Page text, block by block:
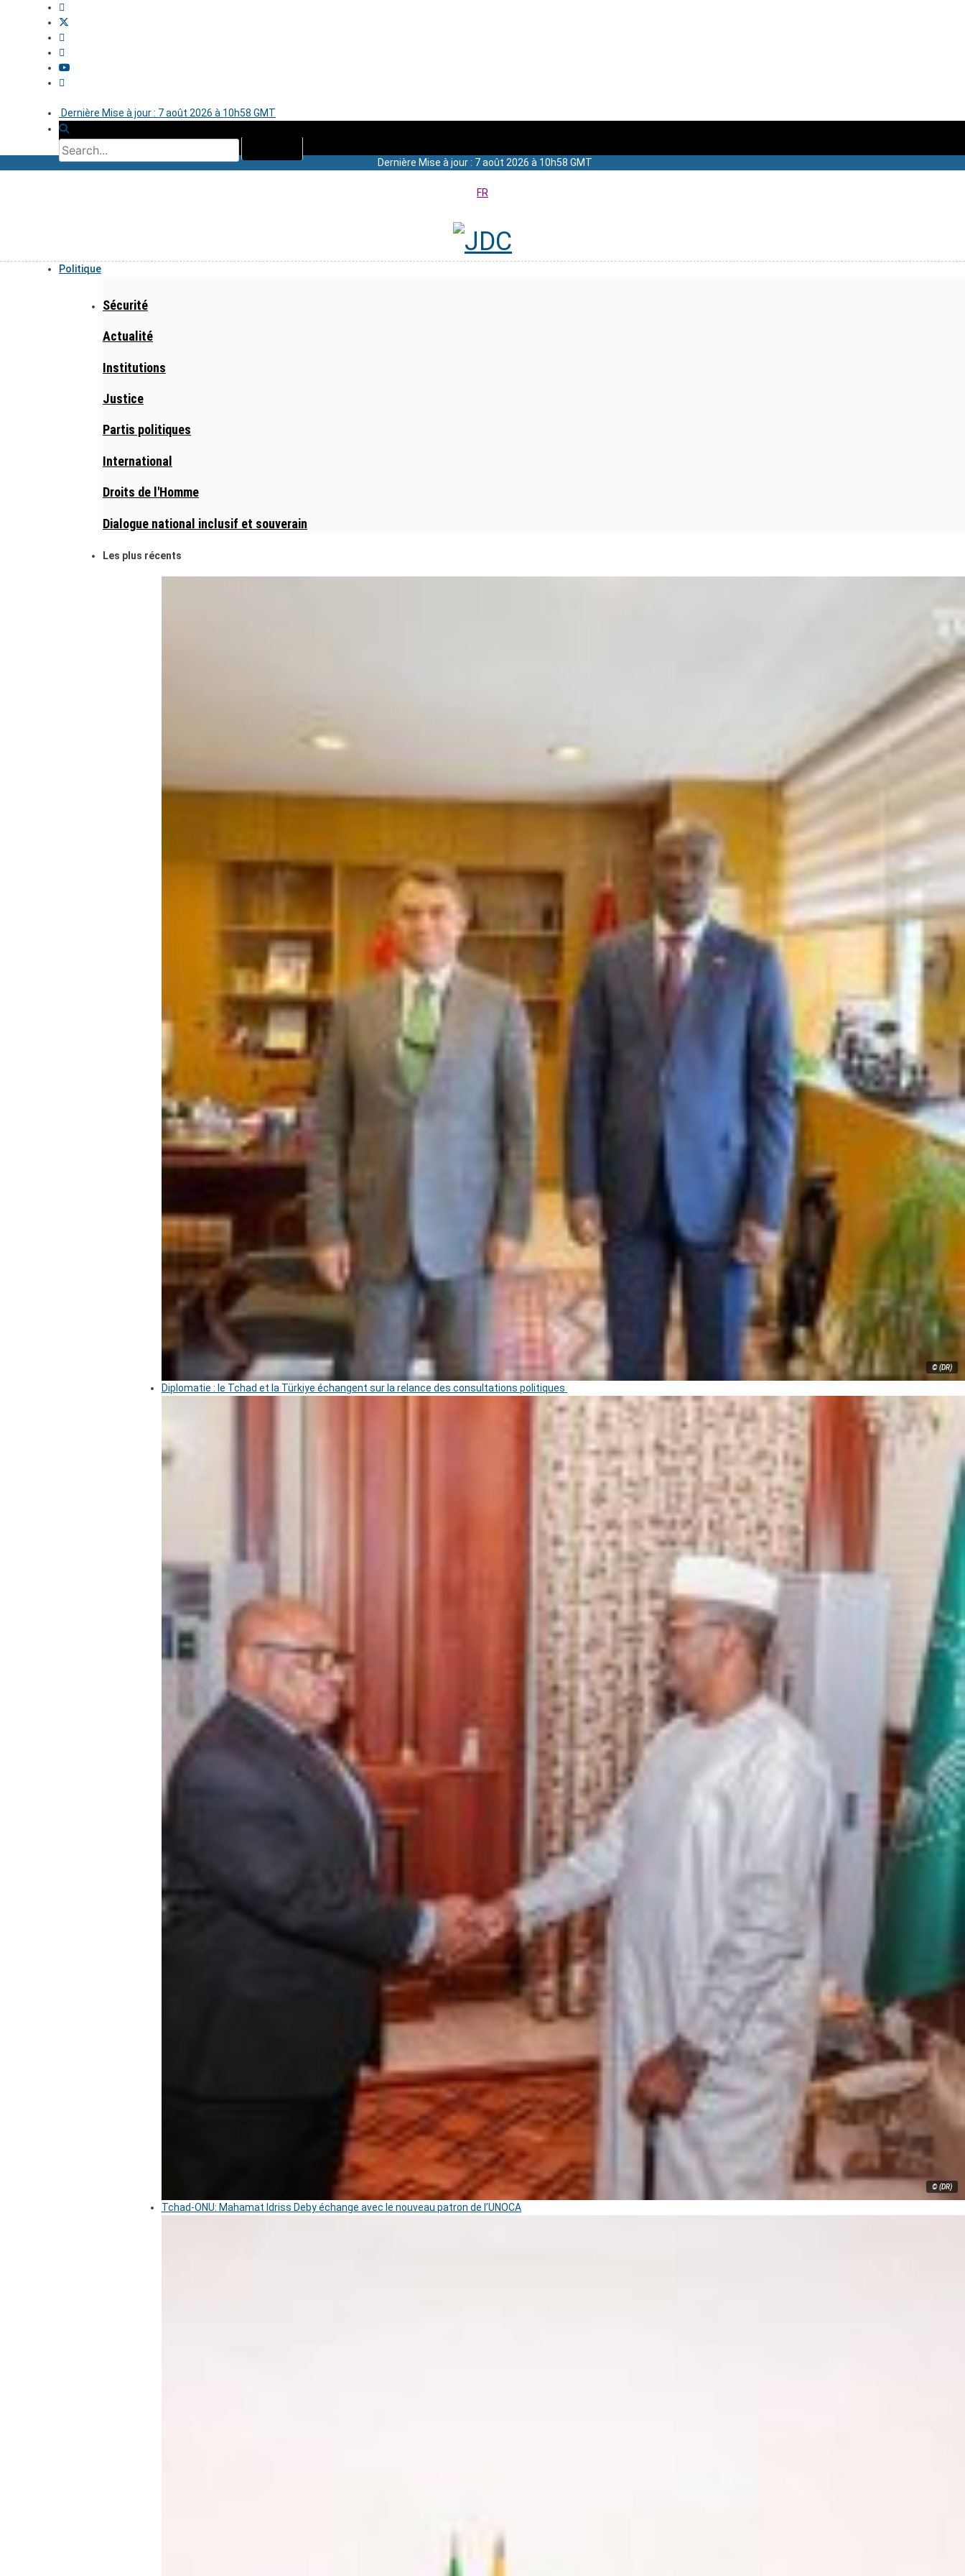
Dernière Mise à jour : 7 août 2026 à 10h58 GMT
Dernière Mise à jour : 7 août 2026 à 10h58 GMT
FR
Politique
Sécurité
Actualité
Institutions
Justice
Partis politiques
International
Droits de l'Homme
Dialogue national inclusif et souverain
Les plus récents
© (DR)
Diplomatie : le Tchad et la Türkiye échangent sur la relance des consultations politiques
© (DR)
Tchad-ONU: Mahamat Idriss Deby échange avec le nouveau patron de l’UNOCA